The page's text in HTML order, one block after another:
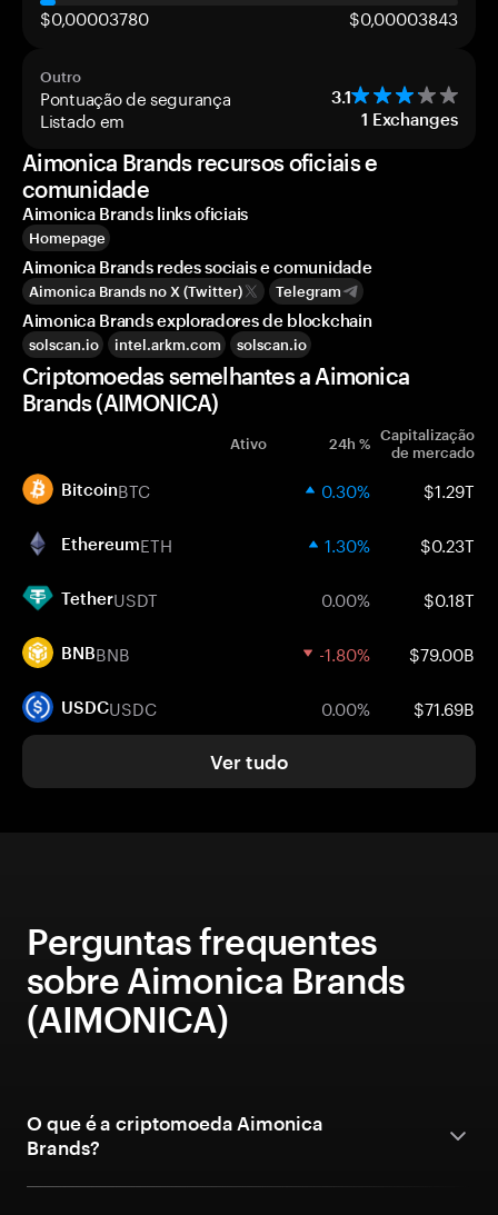
$0,00003780 $0,00003843
Outro
Pontuação de segurança 3.1
Listado em 1 Exchanges
Aimonica Brands recursos oficiais e
comunidade
Aimonica Brands links oficiais
Homepage
Aimonica Brands redes sociais e comunidade
Aimonica Brands no X (Twitter) Telegram
Aimonica Brands exploradores de blockchain
solscan.io intel.arkm.com solscan.io
Criptomoedas semelhantes a Aimonica
Brands (AIMONICA)
Ativo 24h % Capitalização
de mercado
BitcoinBTC 0.30% $1.29T
EthereumETH 1.30% $0.23T
TetherUSDT 0.00% $0.18T
BNBBNB -1.80% $79.00B
USDCUSDC 0.00% $71.69B
Ver tudo
Perguntas frequentes
sobre Aimonica Brands
(AIMONICA)
O que é a criptomoeda Aimonica
Brands?